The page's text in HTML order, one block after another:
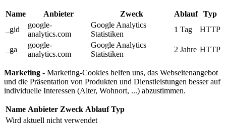
Name Anbieter Zweck Ablauf
Typ
_gid
google-
analytics.com
Google Analytics
Statistiken
1 Tag HTTP
_ga
google-
analytics.com
Google Analytics
Statistiken
2 Jahre HTTP
Marketing - Marketing-Cookies helfen uns, das Webseitenangebot
und die Präsentation von Produkten und Dienstleistungen besser auf
individuelle Interessen (Alter, Wohnort, ...) abzustimmen.
Name Anbieter Zweck Ablauf Typ
Wird aktuell nicht verwendet